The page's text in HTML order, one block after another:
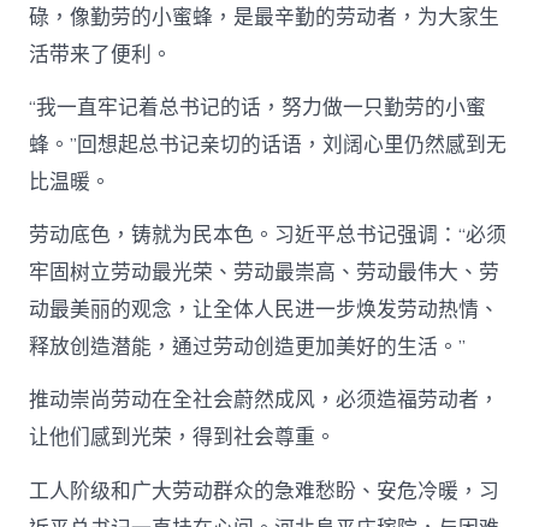
碌，像勤劳的小蜜蜂，是最辛勤的劳动者，为大家生
活带来了便利。
“我一直牢记着总书记的话，努力做一只勤劳的小蜜
蜂。”回想起总书记亲切的话语，刘阔心里仍然感到无
比温暖。
劳动底色，铸就为民本色。习近平总书记强调：“必须
牢固树立劳动最光荣、劳动最崇高、劳动最伟大、劳
动最美丽的观念，让全体人民进一步焕发劳动热情、
释放创造潜能，通过劳动创造更加美好的生活。”
推动崇尚劳动在全社会蔚然成风，必须造福劳动者，
让他们感到光荣，得到社会尊重。
工人阶级和广大劳动群众的急难愁盼、安危冷暖，习